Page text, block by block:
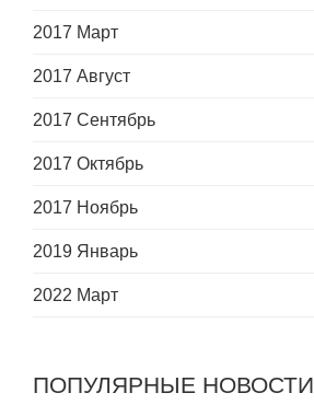
2017 Март
2017 Август
2017 Сентябрь
2017 Октябрь
2017 Ноябрь
2019 Январь
2022 Март
ПОПУЛЯРНЫЕ НОВОСТИ